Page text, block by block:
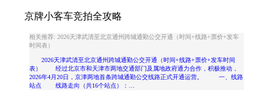
京牌小客车竞拍全攻略
相关推荐: 2026天津武清至北京通州跨城通勤公交开通（时间+线路+票价+发车
时间表）
2026天津武清至北京通州跨城通勤公交开通（时间+线路+票价+发车时间
表） 经过北京市和天津市两地交通部门及属地政府通力合作，积极推动，
2026年4月20日，京津两地首条跨城通勤公交线路正式开通运营。 一、线路
站点 线路走向（共16个站点）：…